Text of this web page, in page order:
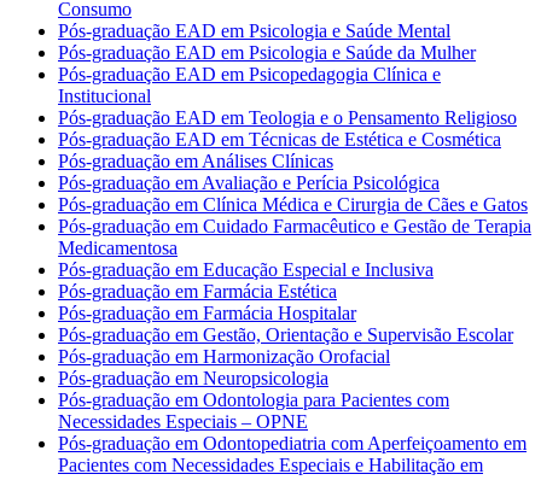
Consumo
Pós-graduação EAD em Psicologia e Saúde Mental
Pós-graduação EAD em Psicologia e Saúde da Mulher
Pós-graduação EAD em Psicopedagogia Clínica e
Institucional
Pós-graduação EAD em Teologia e o Pensamento Religioso
Pós-graduação EAD em Técnicas de Estética e Cosmética
Pós-graduação em Análises Clínicas
Pós-graduação em Avaliação e Perícia Psicológica
Pós-graduação em Clínica Médica e Cirurgia de Cães e Gatos
Pós-graduação em Cuidado Farmacêutico e Gestão de Terapia
Medicamentosa
Pós-graduação em Educação Especial e Inclusiva
Pós-graduação em Farmácia Estética
Pós-graduação em Farmácia Hospitalar
Pós-graduação em Gestão, Orientação e Supervisão Escolar
Pós-graduação em Harmonização Orofacial
Pós-graduação em Neuropsicologia
Pós-graduação em Odontologia para Pacientes com
Necessidades Especiais – OPNE
Pós-graduação em Odontopediatria com Aperfeiçoamento em
Pacientes com Necessidades Especiais e Habilitação em